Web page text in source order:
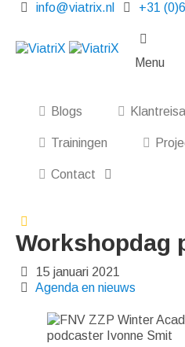
info@viatrix.nl +31
Menu
Blogs
Trainingen
Contact
Workshopdag
15 januari 2021
Agenda en nieuws